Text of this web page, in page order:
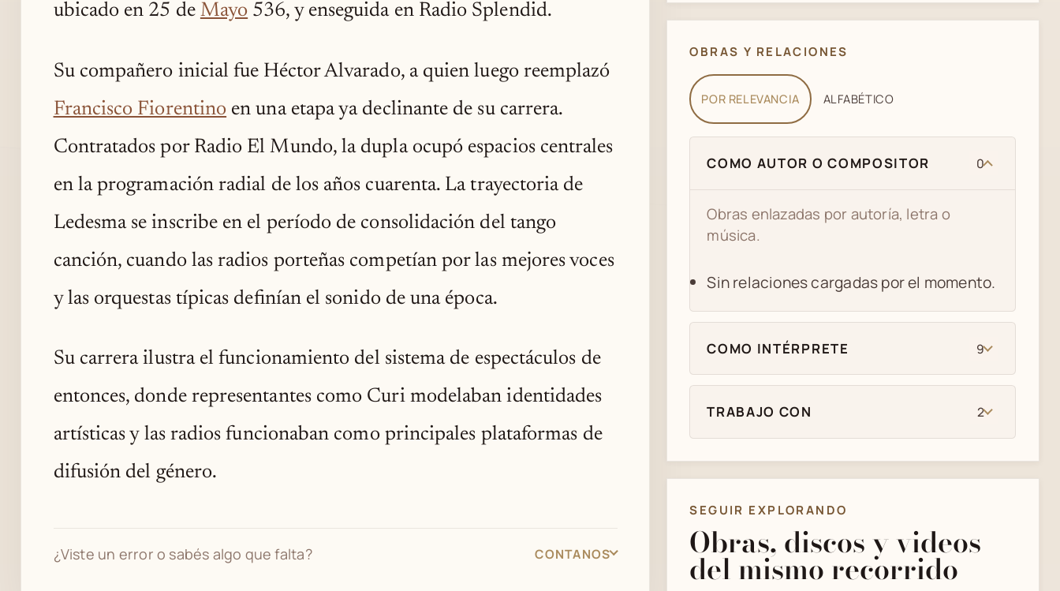
ubicado en 25 de Mayo 536, y enseguida en Radio Splendid.
Su compañero inicial fue Héctor Alvarado, a quien luego reemplazó
Francisco Fiorentino en una etapa ya declinante de su carrera.
Contratados por Radio El Mundo, la dupla ocupó espacios centrales
en la programación radial de los años cuarenta. La trayectoria de
Ledesma se inscribe en el período de consolidación del tango
canción, cuando las radios porteñas competían por las mejores voces
y las orquestas típicas definían el sonido de una época.
Su carrera ilustra el funcionamiento del sistema de espectáculos de
entonces, donde representantes como Curi modelaban identidades
artísticas y las radios funcionaban como principales plataformas de
difusión del género.
¿Viste un error o sabés algo que falta? CONTANOS
OBRAS Y RELACIONES
POR RELEVANCIA ALFABÉTICO
COMO AUTOR O COMPOSITOR 0
Obras enlazadas por autoría, letra o
música.
Sin relaciones cargadas por el momento.
COMO INTÉRPRETE 9
TRABAJO CON 2
SEGUIR EXPLORANDO
Obras, discos y videos
del mismo recorrido